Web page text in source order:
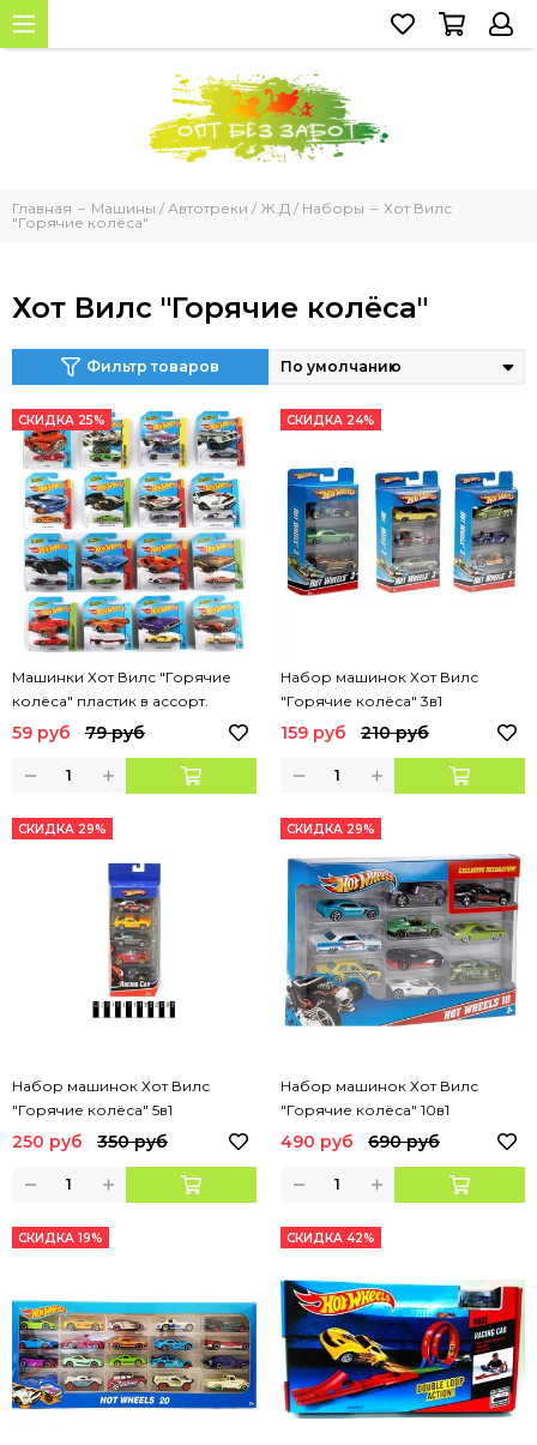
Главная Машины / Автотреки / Ж.Д / Наборы
Хот Вилс
"Горячие колёса"
Хот Вилс "Горячие колёса"
Фильтр товаров
СКИДКА 25%
Машинки Хот Вилс "Горячие
колёса" пластик в ассорт.
59 руб 79 руб
СКИДКА 24%
Набор машинок Хот Вилс
"Горячие колёса" 3в1
159 руб 210 руб
СКИДКА 29%
Набор машинок Хот Вилс
"Горячие колёса" 5в1
250 руб 350 руб
СКИДКА 29%
Набор машинок Хот Вилс
"Горячие колёса" 10в1
490 руб 690 руб
СКИДКА 19% СКИДКА 42%